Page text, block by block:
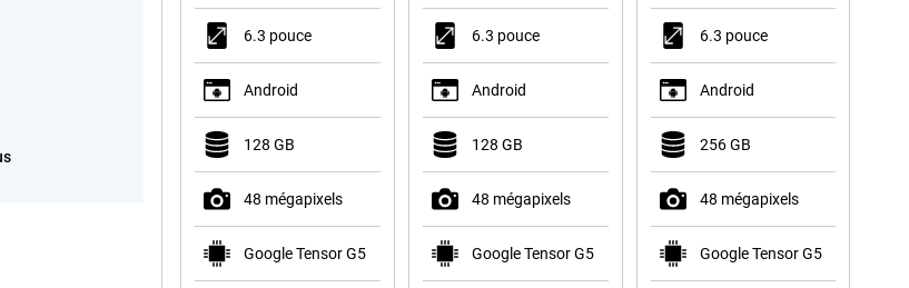
6.3 pouce
Android
128 GB
48 mégapixels
Google Tensor G5
6.3 pouce
Android
128 GB
48 mégapixels
Google Tensor G5
6.3 pouce
Android
256 GB
48 mégapixels
Google Tensor G5